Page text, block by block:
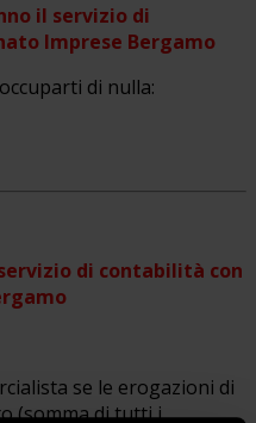
il servizio di
Imprese Bergamo
di nulla:
di contabilità con
se le erogazioni di
(somma di tutti i